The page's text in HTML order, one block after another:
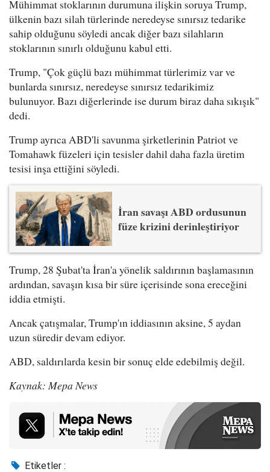
Mühimmat stoklarının durumuna ilişkin soruya Trump,
ülkenin bazı silah türlerinde neredeyse sınırsız tedarike
sahip olduğunu söyledi ancak diğer bazı silahların
stoklarının sınırlı olduğunu kabul etti.
Trump, "Çok güçlü bazı mühimmat türlerimiz var ve
bunlarda sınırsız, neredeyse sınırsız tedarikimiz
bulunuyor. Bazı diğerlerinde ise durum biraz daha sıkışık"
dedi.
Trump ayrıca ABD'li savunma şirketlerinin Patriot ve
Tomahawk füzeleri için tesisler dahil daha fazla üretim
tesisi inşa ettiğini söyledi.
İran savaşı ABD ordusunun
füze krizini derinleştiriyor
Trump, 28 Şubat'ta İran'a yönelik saldırının başlamasının
ardından, savaşın kısa bir süre içerisinde sona ereceğini
iddia etmişti.
Ancak çatışmalar, Trump'ın iddiasının aksine, 5 aydan
uzun süredir devam ediyor.
ABD, saldırılarda kesin bir sonuç elde edebilmiş değil.
Kaynak: Mepa News
Etiketler :